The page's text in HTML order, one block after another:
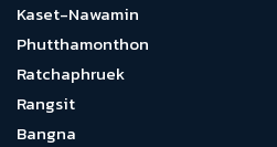
Kaset-Nawamin
Phutthamonthon
Ratchaphruek
Rangsit
Bangna